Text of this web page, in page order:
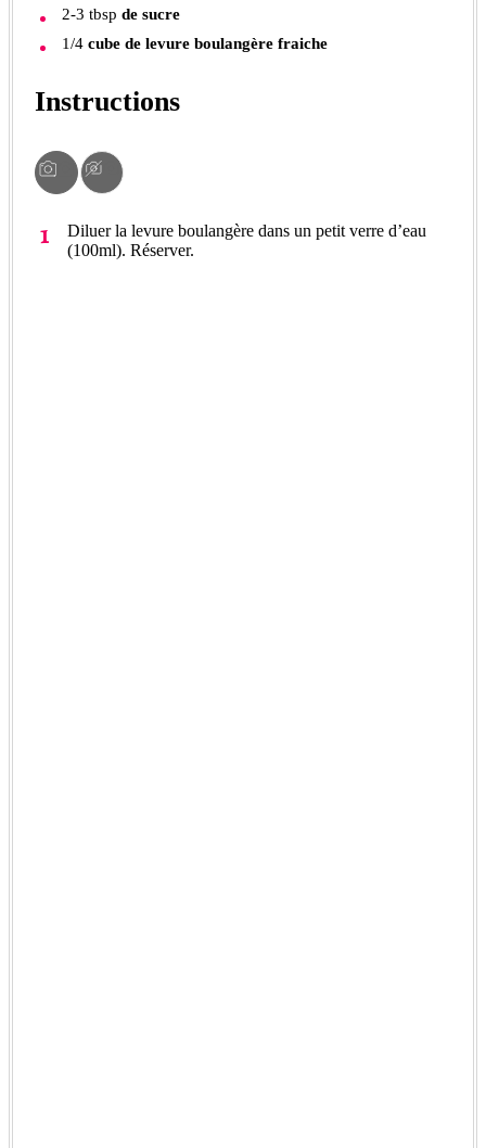
2-3 tbsp de sucre
1/4 cube de levure boulangère fraiche
Instructions
Diluer la levure boulangère dans un petit verre d’eau
(100ml). Réserver.